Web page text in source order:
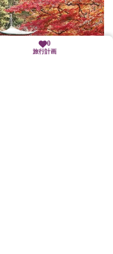
0
旅行計画